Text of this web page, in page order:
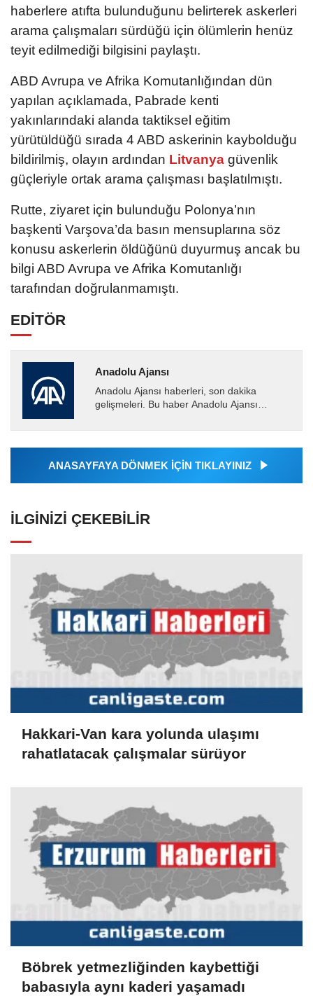
haberlere atıfta bulunduğunu belirterek askerleri
arama çalışmaları sürdüğü için ölümlerin henüz
teyit edilmediği bilgisini paylaştı.
ABD Avrupa ve Afrika Komutanlığından dün
yapılan açıklamada, Pabrade kenti
yakınlarındaki alanda taktiksel eğitim
yürütüldüğü sırada 4 ABD askerinin kaybolduğu
bildirilmiş, olayın ardından Litvanya güvenlik
güçleriyle ortak arama çalışması başlatılmıştı.
Rutte, ziyaret için bulunduğu Polonya’nın
başkenti Varşova’da basın mensuplarına söz
konusu askerlerin öldüğünü duyurmuş ancak bu
bilgi ABD Avrupa ve Afrika Komutanlığı
tarafından doğrulanmamıştı.
EDİTÖR
Anadolu Ajansı
Anadolu Ajansı haberleri, son dakika
gelişmeleri. Bu haber Anadolu Ajansı
tarafından geçilen tüm...
ANASAYFAYA DÖNMEK İÇİN TIKLAYINIZ
İLGINIZI ÇEKEBILIR
Hakkari-Van kara yolunda ulaşımı
rahatlatacak çalışmalar sürüyor
Böbrek yetmezliğinden kaybettiği
babasıyla aynı kaderi yaşamadı